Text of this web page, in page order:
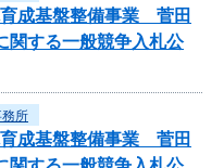
育成基盤整備事業 菅田
関する一般競争入札公
所
育成基盤整備事業 菅田